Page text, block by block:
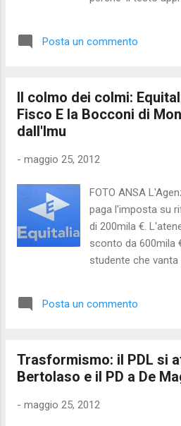
anni a dover
proprio
basava la
bocciato con
per se'. Infatti lo
quindi un
non e' obbligo da
partiti debbano
metodo sono
pubblici ci sarebbero
Posta un commento
Il colmo dei colmi:
Fisco E la Bocconi di
dall'Imu
- maggio 25, 2012
FOTO ANSA
paga l'imposta su
di 200mila €.
sconto da 600mila
studente che
agli evasori a
trasferimento di
contenzioso di
non paga l'Imu, per
Posta un commento
Trasformismo: il PDL si
Bertolaso e il PD a De
- maggio 25, 2012